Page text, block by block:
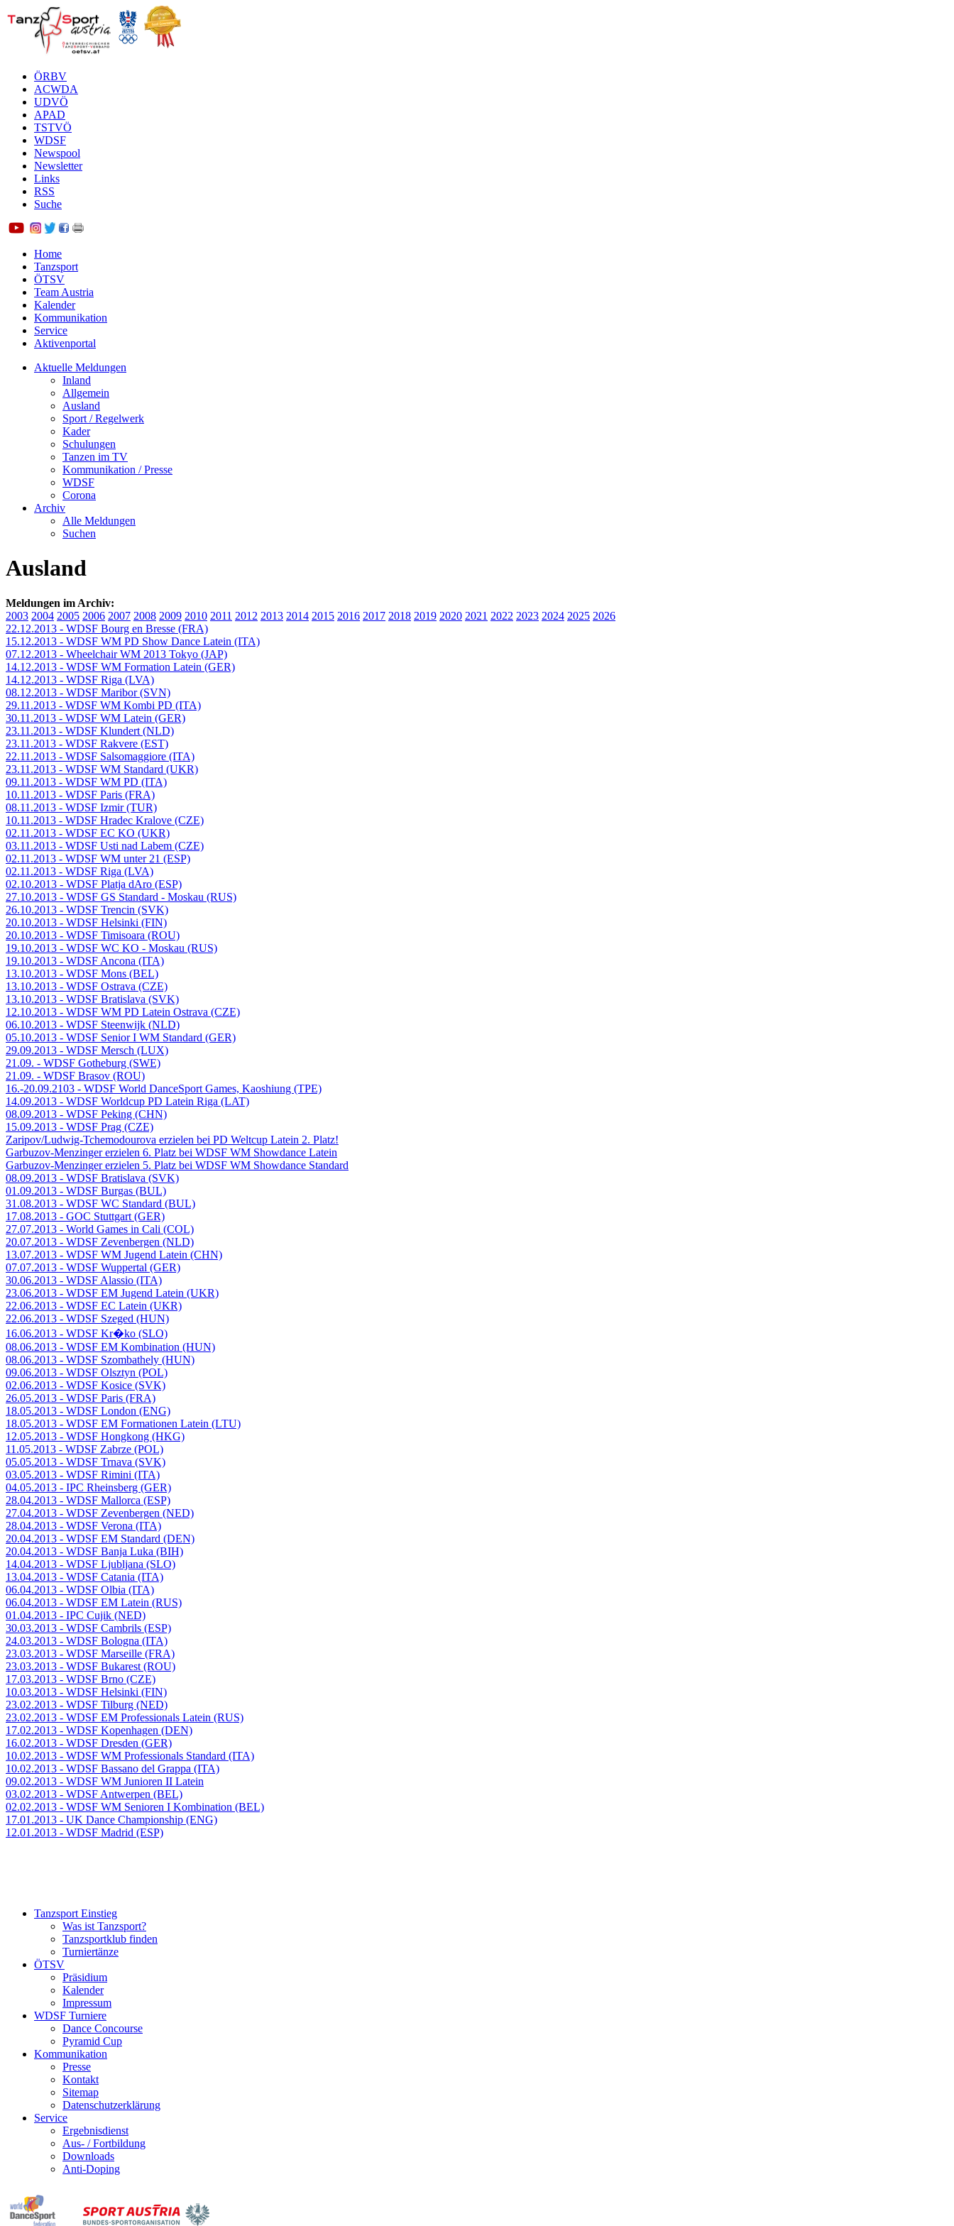
ÖRBV
ACWDA
UDVÖ
APAD
TSTVÖ
WDSF
Newspool
Newsletter
Links
RSS
Suche
Home
Tanzsport
ÖTSV
Team Austria
Kalender
Kommunikation
Service
Aktivenportal
Aktuelle Meldungen
Inland
Allgemein
Ausland
Sport / Regelwerk
Kader
Schulungen
Tanzen im TV
Kommunikation / Presse
WDSF
Corona
Archiv
Alle Meldungen
Suchen
Ausland
Meldungen im Archiv:
2003 2004 2005 2006 2007 2008 2009 2010 2011 2012 2013 2014 2015 2016 2017 2018 2019 2020 2021 2022 2023 2024 2025 2026
22.12.2013 - WDSF Bourg en Bresse (FRA)
15.12.2013 - WDSF WM PD Show Dance Latein (ITA)
07.12.2013 - Wheelchair WM 2013 Tokyo (JAP)
14.12.2013 - WDSF WM Formation Latein (GER)
14.12.2013 - WDSF Riga (LVA)
08.12.2013 - WDSF Maribor (SVN)
29.11.2013 - WDSF WM Kombi PD (ITA)
30.11.2013 - WDSF WM Latein (GER)
23.11.2013 - WDSF Klundert (NLD)
23.11.2013 - WDSF Rakvere (EST)
22.11.2013 - WDSF Salsomaggiore (ITA)
23.11.2013 - WDSF WM Standard (UKR)
09.11.2013 - WDSF WM PD (ITA)
10.11.2013 - WDSF Paris (FRA)
08.11.2013 - WDSF Izmir (TUR)
10.11.2013 - WDSF Hradec Kralove (CZE)
02.11.2013 - WDSF EC KO (UKR)
03.11.2013 - WDSF Usti nad Labem (CZE)
02.11.2013 - WDSF WM unter 21 (ESP)
02.11.2013 - WDSF Riga (LVA)
02.10.2013 - WDSF Platja dAro (ESP)
27.10.2013 - WDSF GS Standard - Moskau (RUS)
26.10.2013 - WDSF Trencin (SVK)
20.10.2013 - WDSF Helsinki (FIN)
20.10.2013 - WDSF Timisoara (ROU)
19.10.2013 - WDSF WC KO - Moskau (RUS)
19.10.2013 - WDSF Ancona (ITA)
13.10.2013 - WDSF Mons (BEL)
13.10.2013 - WDSF Ostrava (CZE)
13.10.2013 - WDSF Bratislava (SVK)
12.10.2013 - WDSF WM PD Latein Ostrava (CZE)
06.10.2013 - WDSF Steenwijk (NLD)
05.10.2013 - WDSF Senior I WM Standard (GER)
29.09.2013 - WDSF Mersch (LUX)
21.09. - WDSF Gotheburg (SWE)
21.09. - WDSF Brasov (ROU)
16.-20.09.2103 - WDSF World DanceSport Games, Kaoshiung (TPE)
14.09.2013 - WDSF Worldcup PD Latein Riga (LAT)
08.09.2013 - WDSF Peking (CHN)
15.09.2013 - WDSF Prag (CZE)
Zaripov/Ludwig-Tchemodourova erzielen bei PD Weltcup Latein 2. Platz!
Garbuzov-Menzinger erzielen 6. Platz bei WDSF WM Showdance Latein
Garbuzov-Menzinger erzielen 5. Platz bei WDSF WM Showdance Standard
08.09.2013 - WDSF Bratislava (SVK)
01.09.2013 - WDSF Burgas (BUL)
31.08.2013 - WDSF WC Standard (BUL)
17.08.2013 - GOC Stuttgart (GER)
27.07.2013 - World Games in Cali (COL)
20.07.2013 - WDSF Zevenbergen (NLD)
13.07.2013 - WDSF WM Jugend Latein (CHN)
07.07.2013 - WDSF Wuppertal (GER)
30.06.2013 - WDSF Alassio (ITA)
23.06.2013 - WDSF EM Jugend Latein (UKR)
22.06.2013 - WDSF EC Latein (UKR)
22.06.2013 - WDSF Szeged (HUN)
16.06.2013 - WDSF Kr�ko (SLO)
08.06.2013 - WDSF EM Kombination (HUN)
08.06.2013 - WDSF Szombathely (HUN)
09.06.2013 - WDSF Olsztyn (POL)
02.06.2013 - WDSF Kosice (SVK)
26.05.2013 - WDSF Paris (FRA)
18.05.2013 - WDSF London (ENG)
18.05.2013 - WDSF EM Formationen Latein (LTU)
12.05.2013 - WDSF Hongkong (HKG)
11.05.2013 - WDSF Zabrze (POL)
05.05.2013 - WDSF Trnava (SVK)
03.05.2013 - WDSF Rimini (ITA)
04.05.2013 - IPC Rheinsberg (GER)
28.04.2013 - WDSF Mallorca (ESP)
27.04.2013 - WDSF Zevenbergen (NED)
28.04.2013 - WDSF Verona (ITA)
20.04.2013 - WDSF EM Standard (DEN)
20.04.2013 - WDSF Banja Luka (BIH)
14.04.2013 - WDSF Ljubljana (SLO)
13.04.2013 - WDSF Catania (ITA)
06.04.2013 - WDSF Olbia (ITA)
06.04.2013 - WDSF EM Latein (RUS)
01.04.2013 - IPC Cujik (NED)
30.03.2013 - WDSF Cambrils (ESP)
24.03.2013 - WDSF Bologna (ITA)
23.03.2013 - WDSF Marseille (FRA)
23.03.2013 - WDSF Bukarest (ROU)
17.03.2013 - WDSF Brno (CZE)
10.03.2013 - WDSF Helsinki (FIN)
23.02.2013 - WDSF Tilburg (NED)
23.02.2013 - WDSF EM Professionals Latein (RUS)
17.02.2013 - WDSF Kopenhagen (DEN)
16.02.2013 - WDSF Dresden (GER)
10.02.2013 - WDSF WM Professionals Standard (ITA)
10.02.2013 - WDSF Bassano del Grappa (ITA)
09.02.2013 - WDSF WM Junioren II Latein
03.02.2013 - WDSF Antwerpen (BEL)
02.02.2013 - WDSF WM Senioren I Kombination (BEL)
17.01.2013 - UK Dance Championship (ENG)
12.01.2013 - WDSF Madrid (ESP)
Tanzsport Einstieg
Was ist Tanzsport?
Tanzsportklub finden
Turniertänze
ÖTSV
Präsidium
Kalender
Impressum
WDSF Turniere
Dance Concourse
Pyramid Cup
Kommunikation
Presse
Kontakt
Sitemap
Datenschutzerklärung
Service
Ergebnisdienst
Aus- / Fortbildung
Downloads
Anti-Doping